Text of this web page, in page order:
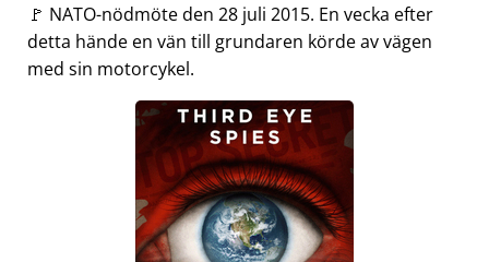
🚩 NATO-nödmöte den 28 juli 2015. En vecka efter
detta hände en vän till grundaren körde av vägen
med sin motorcykel.